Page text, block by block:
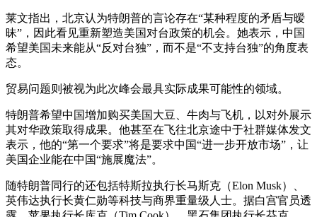
莱文指出，北京认为特朗普的言论存在“某种程度的矛盾与暧
昧”，因此看见重新塑造美国对台政策的机会。她表示，中国
希望美国未来能从“反对台独”，而不是“不支持台独”的角度表
态。
贸易问题则被视为此次峰会最具实际成果可能性的领域。
特朗普希望中国增加购买美国大豆、牛肉与飞机，以对外展示
其对华政策取得成果。他甚至在飞往北京途中于社群媒体发文
表示，他的“第一个要求”将是要求中国“进一步开放市场”，让
美国企业能在中国“施展魔法”。
随特朗普同行的还包括特斯拉执行长马斯克（Elon Musk）、
英伟达执行长黄仁勋等科技与商界重量级人士。据白宫官员透